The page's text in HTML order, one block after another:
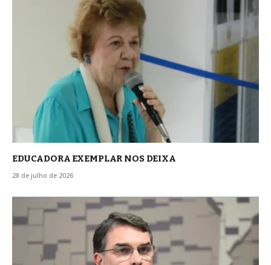
EDUCADORA EXEMPLAR NOS DEIXA
28 de julho de 2026